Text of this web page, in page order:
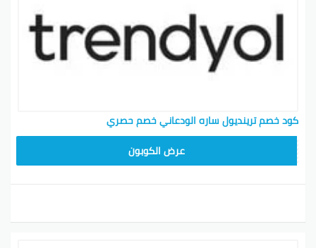
كود خصم ترينديول ساره الودعاني خصم حصري
عرض الكوبون